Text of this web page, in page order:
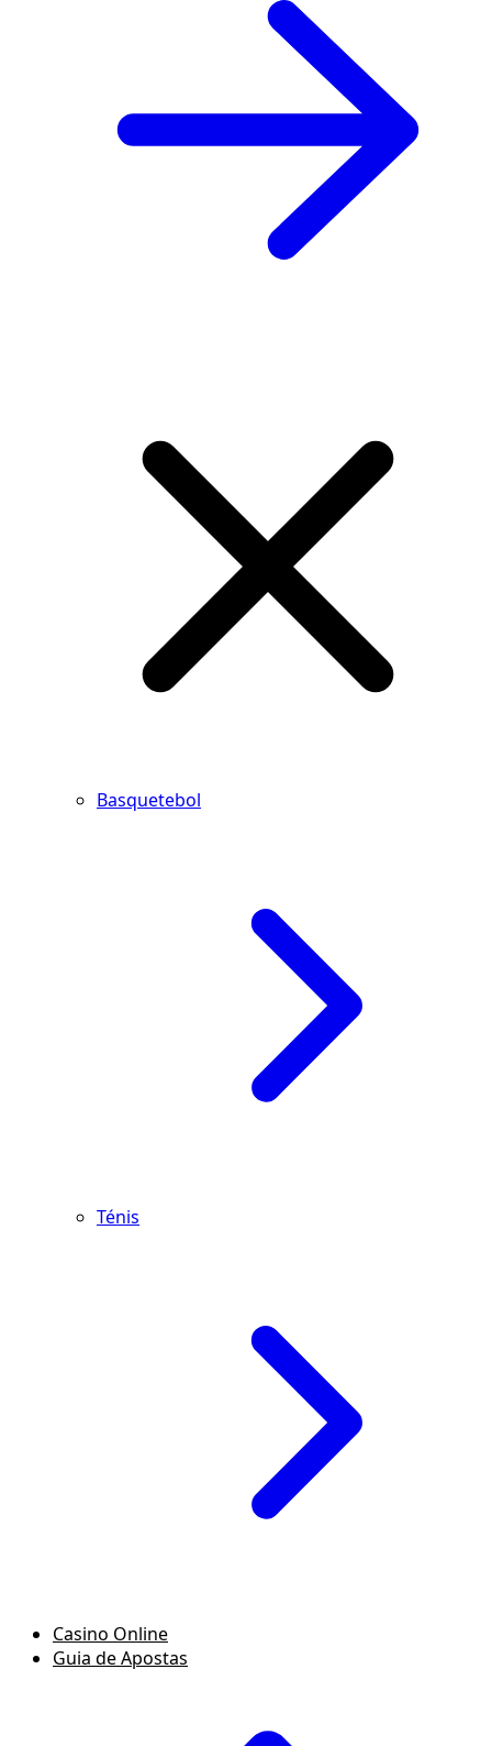
Basquetebol
Ténis
Casino Online
Guia de Apostas